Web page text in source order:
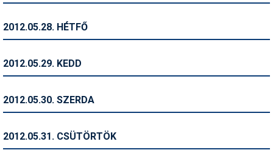
2012.05.28. HÉTFŐ
2012.05.29. KEDD
2012.05.30. SZERDA
2012.05.31. CSÜTÖRTÖK